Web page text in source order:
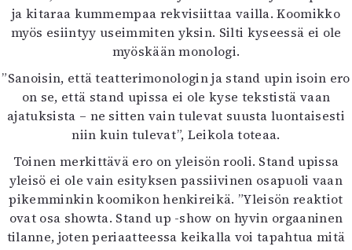
ja kitaraa kummempaa rekvisiittaa vailla. Koomikko
myös esiintyy useimmiten yksin. Silti kyseessä ei ole
myöskään monologi.
”Sanoisin, että teatterimonologin ja stand upin isoin ero
on se, että stand upissa ei ole kyse tekstistä vaan
ajatuksista – ne sitten vain tulevat suusta luontaisesti
niin kuin tulevat”, Leikola toteaa.
Toinen merkittävä ero on yleisön rooli. Stand upissa
yleisö ei ole vain esityksen passiivinen osapuoli vaan
pikemminkin koomikon henkireikä. ”Yleisön reaktiot
ovat osa showta. Stand up -show on hyvin orgaaninen
tilanne, joten periaatteessa keikalla voi tapahtua mitä